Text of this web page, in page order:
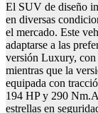
El SUV de diseño
en diversas
el mercado. Este
adaptarse a las
versión Luxury,
mientras que la
equipada con
194 HP y 290
estrellas en